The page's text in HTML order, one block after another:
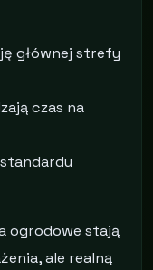
głównej strefy
czas na
ogrodowe stają
ale realną